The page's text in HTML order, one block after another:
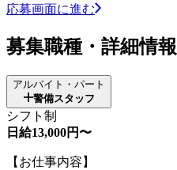
応募画面に進む
募集職種・詳細情報
アルバイト・パート
警備スタッフ
シフト制
日給13,000円〜
【お仕事内容】